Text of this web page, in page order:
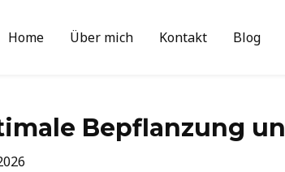
Home Über mich Kontakt Blog
Bepflanzung